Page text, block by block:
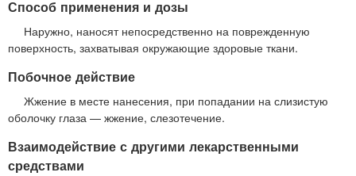
Способ применения и дозы
Наружно, наносят непосредственно на поврежденную
поверхность, захватывая окружающие здоровые ткани.
Побочное действие
Жжение в месте нанесения, при попадании на слизистую
оболочку глаза — жжение, слезотечение.
Взаимодействие с другими лекарственными
средствами